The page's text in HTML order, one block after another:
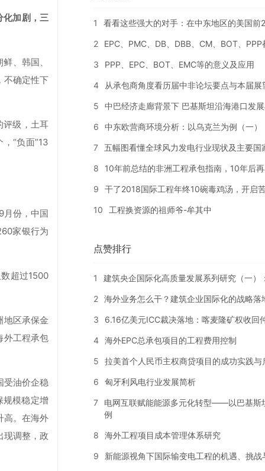
化加剧，三
、韩国、
不确定性下
评级，土耳
“负面”13
月份，中国
家银行为
超过1500
地区承保金
外工程承包
受油价企稳
规模稳定增
高。在海外
现调整，政
1 看看这些强大的对手：在中东地区的美国前
2 EPC、PMC、DB、DBB、CM、BOT、PPP
3 PPP、EPC、BOT、EMC等的意义及应用
4 从承包商角度看历届中非论坛要点与本届展
5 中巴经济走廊背景下 巴基斯坦沿海港口发
6 中东欧营商环境分析：以乌克兰为例（一）
7 五幅图看懂全球风力发电行业现状及主要国
8 10年前总结的非洲工程承包指南，10年后
9 干了2018国际工程年终10碗毒鸡汤，开启
10 工程换资源的祖师爷-牟其中
点赞排行
1 建筑央企国际化高质量发展系列研究（一）
2 海外业务怎么干？建筑企业国际化的战略落
3 6.16亿美元ICC裁决落地：喀麦隆矿权收回
4 海外EPC总承包项目的工程费用控制
5 拉美首个人民币主权商贷项目的成功实践与
6 匈牙利风电行业发展简析
7
电网互联赋能能源多元化转型——以巴基斯
例
8 海外工程项目成本管理体系研究
9 新能源视角下国际输变电工程的机遇、挑战